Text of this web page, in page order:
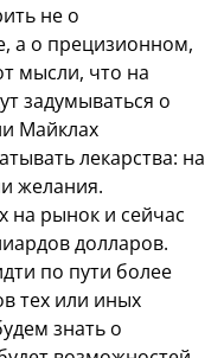
не о
а о прецизионном,
мысли, что на
задумываться о
Майклах
лекарства: на
желания.
на рынок и сейчас
долларов.
по пути более
тех или иных
знать о